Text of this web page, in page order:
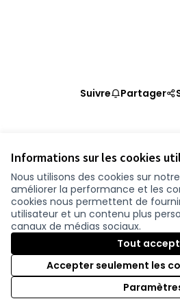
Informations sur les cookies
Nous utilisons des cookies sur
améliorer la performance et les
cookies nous permettent de
utilisateur et un contenu plus
canaux de médias sociaux.
Tout
Accepter seulement les
Suivre Partager
Vérifiez l'empreinte
Conditions d'utilisation
Paramètres des cookies
participer.loire-atlantique.fr sur
(Nouvelle fenêtre)
participer.loire-atlantique.fr
(Nouvelle fenêtre)
participer.loire-
(Nouvelle fenêtre)
Site réalisé grâce aulogiciel libre